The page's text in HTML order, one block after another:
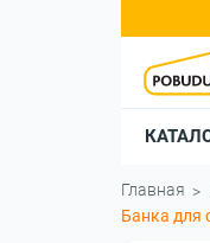
Главная
Банка для